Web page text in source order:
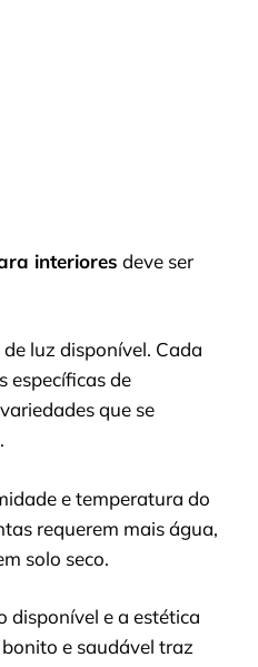
interiores deve ser
luz disponível. Cada
específicas de
que se
e temperatura do
requerem mais água,
solo seco.
disponível e a estética
e saudável traz